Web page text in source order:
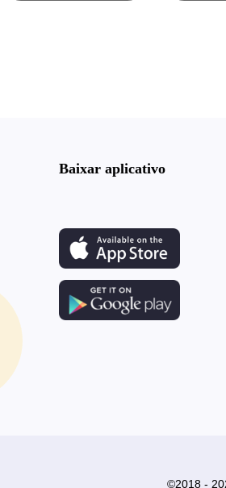
Baixar aplicativo
©2018 -